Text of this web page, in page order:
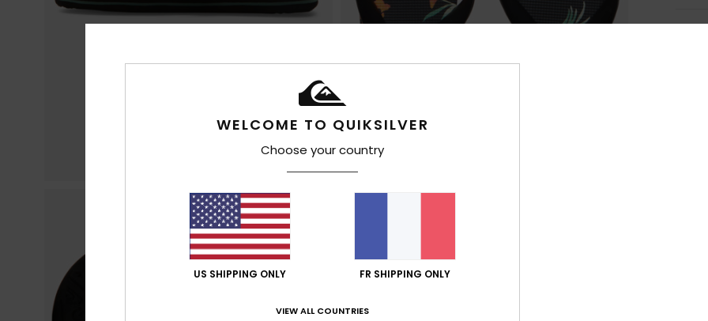
WELCOME TO QUIKSILVER
Choose your country
US SHIPPING ONLY FR SHIPPING ONLY
VIEW ALL COUNTRIES